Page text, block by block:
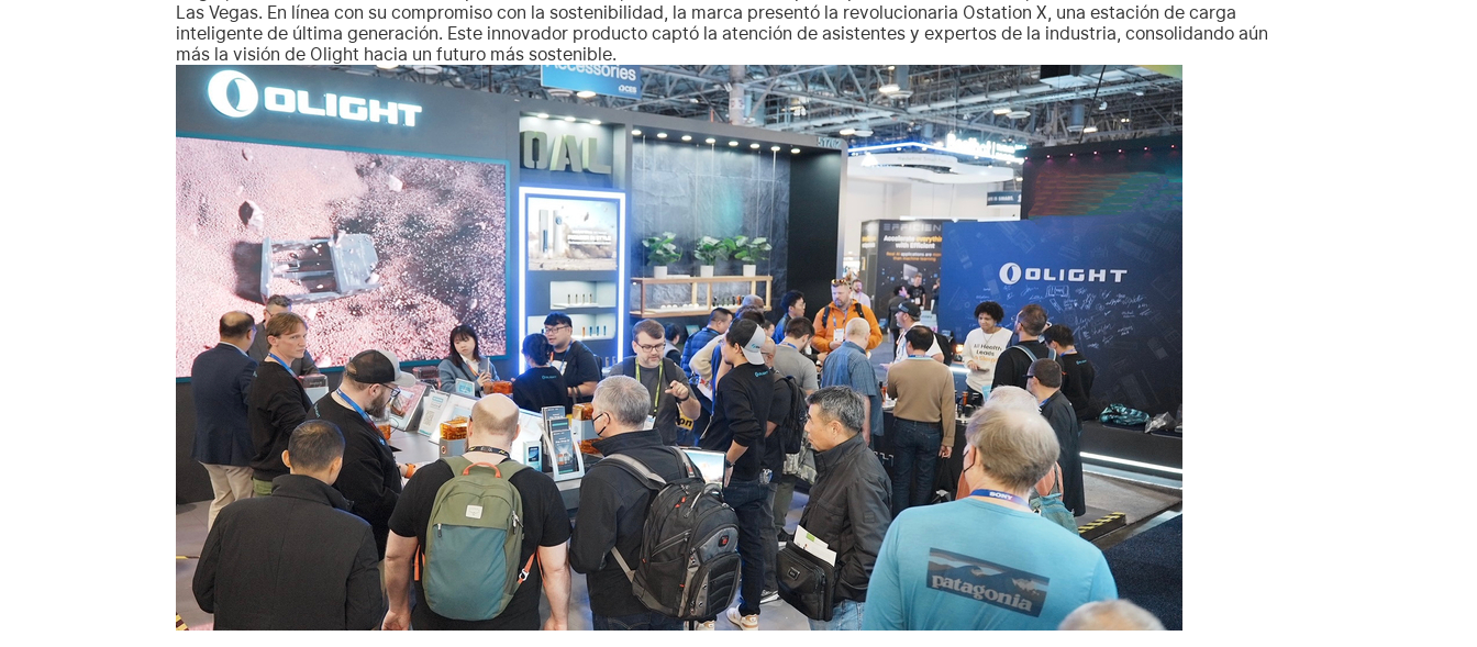
Las Vegas. En línea con su compromiso con la sostenibilidad, la marca presentó la revolucionaria Ostation X, una estación de carga
inteligente de última generación. Este innovador producto captó la atención de asistentes y expertos de la industria, consolidando aún
más la visión de Olight hacia un futuro más sostenible.